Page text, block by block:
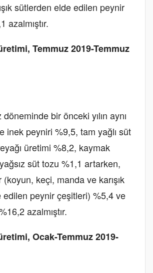
sütlerden elde edilen peynir
azalmıştır.
Temmuz 2019-Temmuz
bir önceki yılın aynı
inek peyniri %9,5, tam yağlı süt
üretimi %8,2, kaymak
süt tozu %1,1 artarken,
keçi, manda ve karışık
peynir çeşitleri) %5,4 ve
azalmıştır.
Ocak-Temmuz 2019-